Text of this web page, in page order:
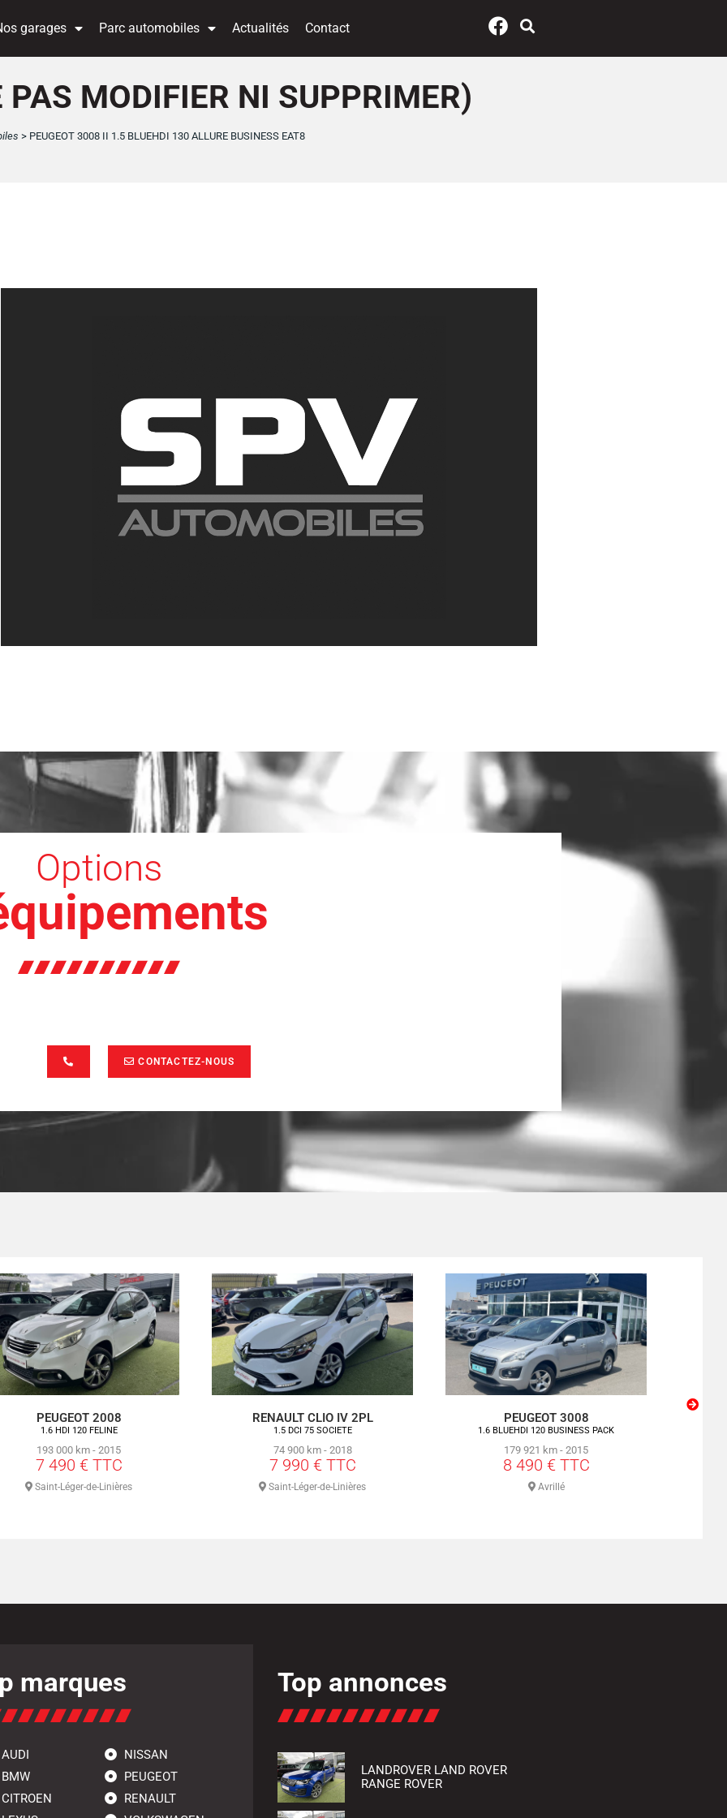
garages Parc automobiles Actualités Contact
MODIFIER NI SUPPRIMER)
> PEUGEOT 3008 II 1.5 BLUEHDI 130 ALLURE BUSINESS EAT8
Options
CONTACTEZ-NOUS
PEUGEOT 2008
1.6 HDI 120 FELINE
193 000 km - 2015
7 490 € TTC
Saint-Léger-de-Linières
RENAULT CLIO IV 2PL
1.5 DCI 75 SOCIETE
74 900 km - 2018
7 990 € TTC
Saint-Léger-de-Linières
PEUGEOT 3008
1.6 BLUEHDI 120 BUSINESS PACK
179 921 km - 2015
8 490 € TTC
Avrillé
marques
NISSAN
PEUGEOT
RENAULT
Top annonces
LANDROVER LAND ROVER
RANGE ROVER